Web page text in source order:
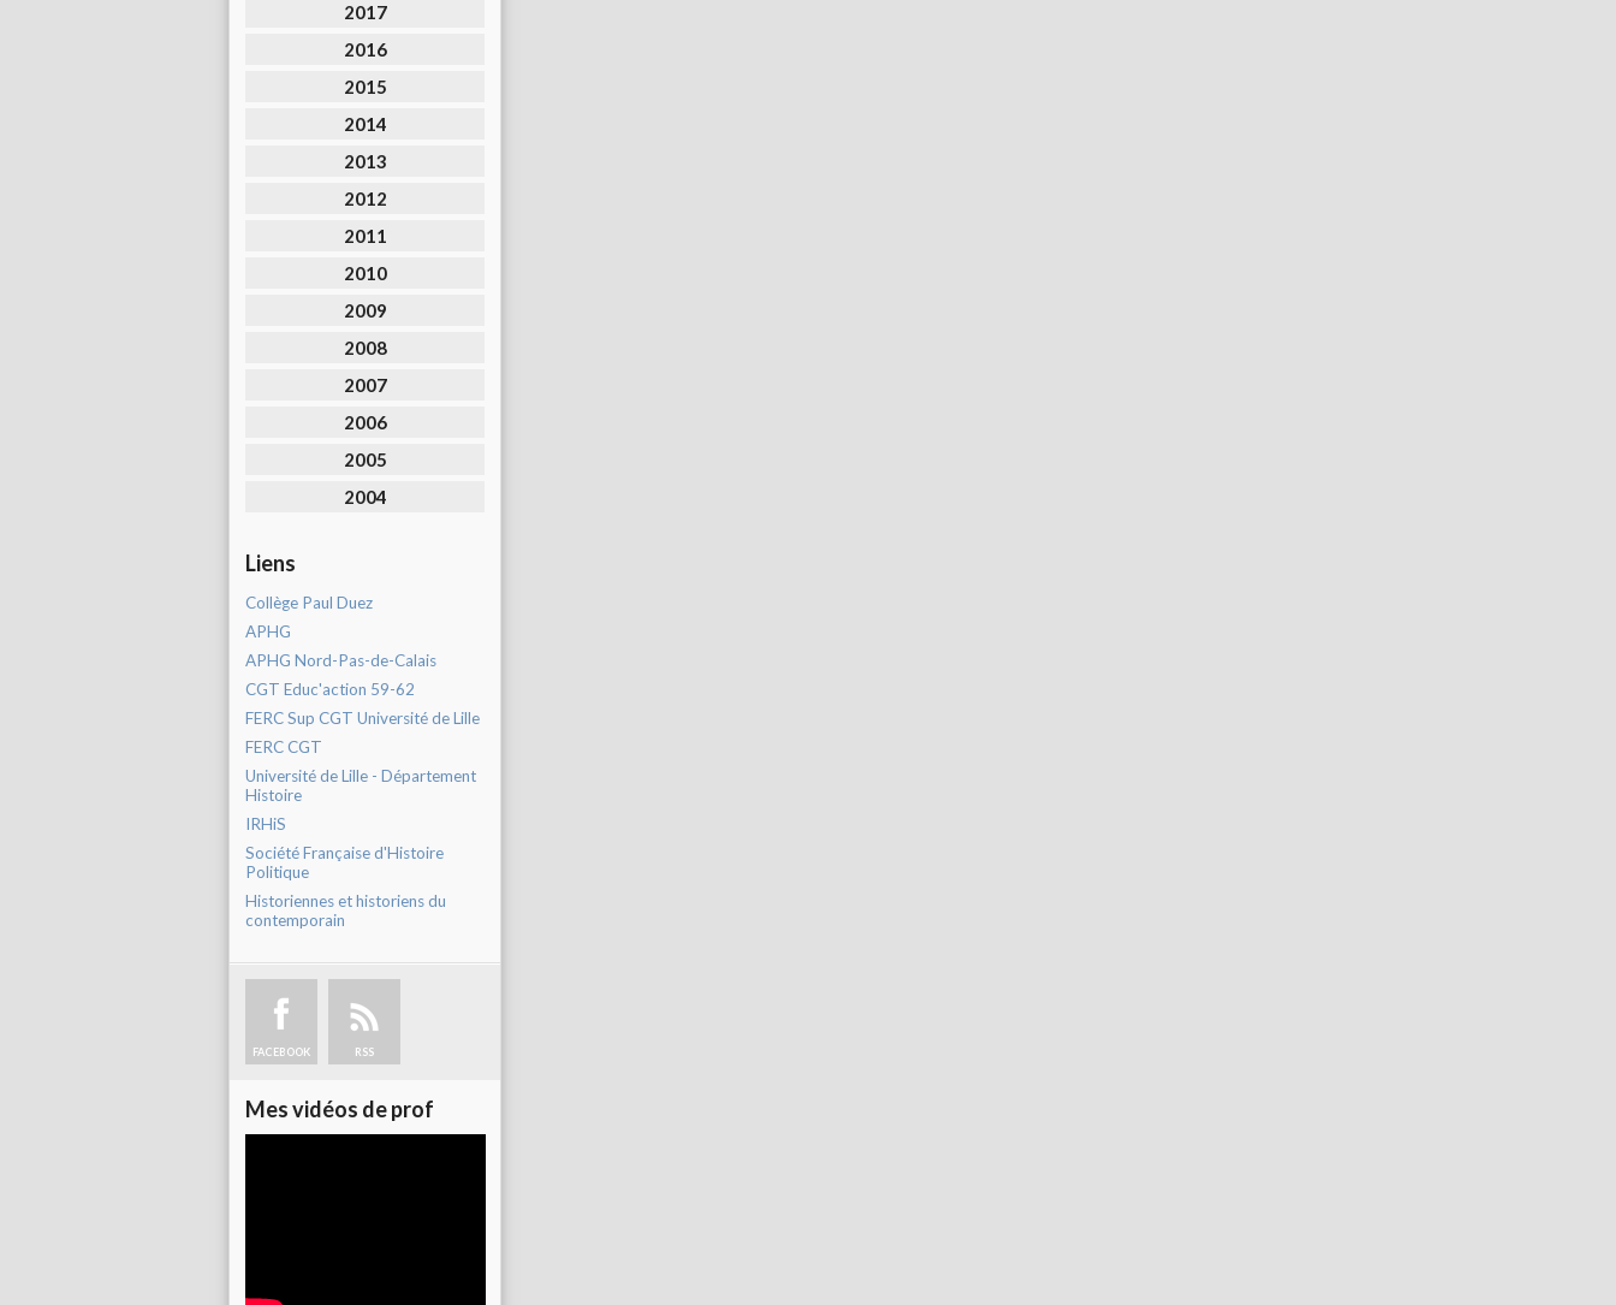
2017
2016
2015
2014
2013
2012
2011
2010
2009
2008
2007
2006
2005
2004
Liens
Collège Paul Duez
APHG
APHG Nord-Pas-de-Calais
CGT Educ'action 59-62
FERC Sup CGT Université de Lille
FERC CGT
Université de Lille - Département
Histoire
IRHiS
Société Française d'Histoire
Politique
Historiennes et historiens du
contemporain
FACEBOOK RSS
Mes vidéos de prof